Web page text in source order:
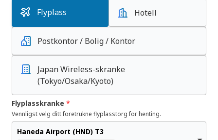
Flyplass Hotell
Postkontor / Bolig / Kontor
Japan Wireless-skranke
(Tokyo/Osaka/Kyoto)
Flyplasskranke *
Vennligst velg ditt foretrukne flyplasstorg for henting.
Haneda Airport (HND) T3